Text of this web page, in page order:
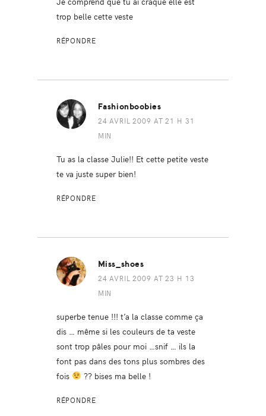
trop belle cette veste
RÉPONDRE
Fashionboobies
24 AVRIL 2009 AT 21 H 31
MIN
Tu as la classe Julie!! Et cette petite veste
te va juste super bien!
RÉPONDRE
Miss_shoes
24 AVRIL 2009 AT 23 H 13
MIN
superbe tenue !!! t’a la classe comme ça
dis … même si les couleurs de ta veste
sont trop pâles pour moi …snif … ils la
font pas dans des tons plus sombres des
fois
?? bises ma belle !
RÉPONDRE